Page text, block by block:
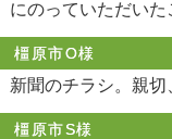
にのっていただいた
橿原市O様
新聞のチラシ。親切
橿原市S様